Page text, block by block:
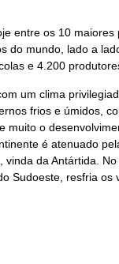
entre os 10 maiores
do mundo, lado a
e 4.200
um clima
frios e úmidos,
muito o
é atenuado
vinda da Antártida.
Sudoeste, resfria os